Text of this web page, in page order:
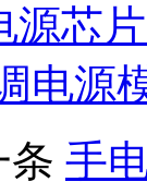
源芯片
电源
条 手